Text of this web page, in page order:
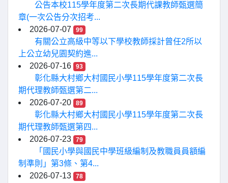
公告本校115學年度第二次長期代課教師甄選簡
章(一次公告分次招考...
2026-07-07
99
有關公立高級中等以下學校教師採計曾任2所以
上公立幼兒園契約進...
2026-07-16
93
彰化縣大村鄉大村國民小學115學年度第二次長
期代理教師甄選第二...
2026-07-20
89
彰化縣大村鄉大村國民小學115學年度第二次長
期代理教師甄選第四...
2026-07-23
79
「國民小學與國民中學班級編制及教職員員額編
制準則」第3條、第4...
2026-07-13
78